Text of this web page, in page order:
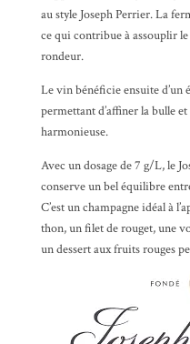
au style Joseph Perrier. La
ce qui contribue à assouplir
rondeur.
Le vin bénéficie ensuite d’un
permettant d’affiner la bulle
harmonieuse.
Avec un dosage de 7 g/L, le
conserve un bel équilibre
C’est un champagne idéal à
thon, un filet de rouget, une
un dessert aux fruits rouges